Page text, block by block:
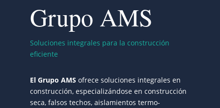
Grupo AMS
Soluciones integrales para la construcción
eficiente
El Grupo AMS ofrece soluciones integrales en
construcción, especializándose en construcción
seca, falsos techos, aislamientos termo-